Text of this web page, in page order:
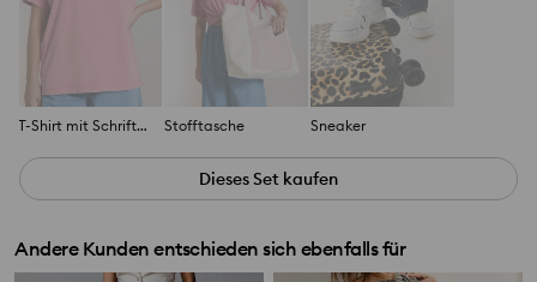
T-Shirt mit Schriftzug Stofftasche Sneaker
Dieses Set kaufen
Andere Kunden entschieden sich ebenfalls für